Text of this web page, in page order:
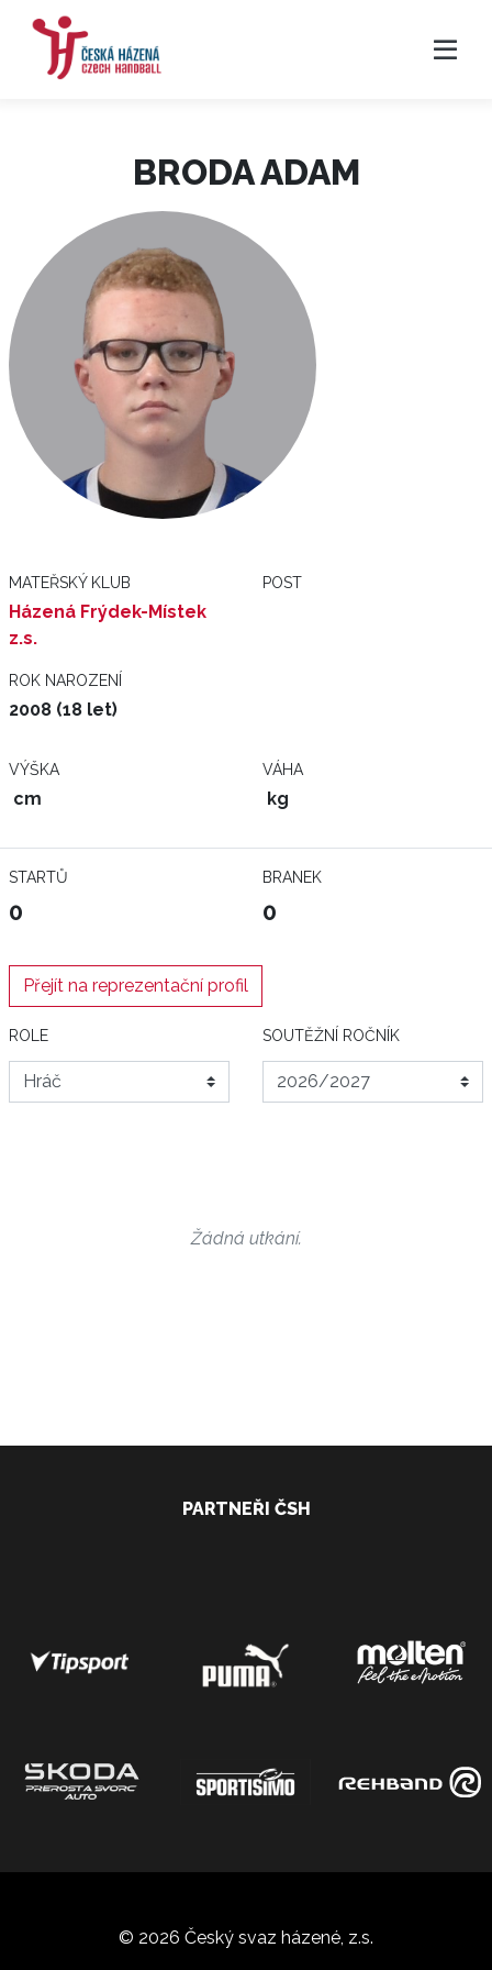
BRODA ADAM
MATEŘSKÝ KLUB
Házená Frýdek-Místek
z.s.
POST
ROK NAROZENÍ
2008 (18 let)
VÝŠKA
cm
VÁHA
kg
STARTŮ
0
BRANEK
0
Přejít na reprezentační profil
ROLE SOUTĚŽNÍ ROČNÍK
Žádná utkání.
PARTNEŘI ČSH
© 2026 Český svaz házené, z.s.